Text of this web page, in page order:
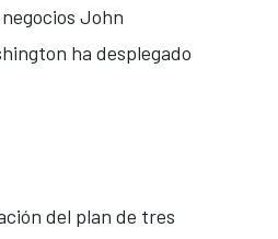
John
ha desplegado
del plan de tres